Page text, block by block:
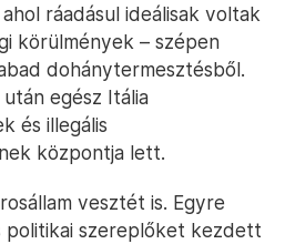
ráadásul ideálisak voltak
körülmények – szépen
dohánytermesztésből.
egész Itália
és illegális
központja lett.
vesztét is. Egyre
politikai szereplőket kezdett